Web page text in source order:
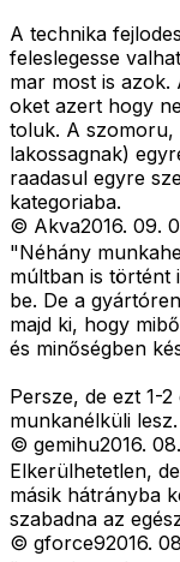
A technika
feleslegesse
mar most is azok.
oket azert hogy
toluk. A szomoru,
lakossagnak)
raadasul egyre
kategoriaba.
© Akva2016. 09.
"Néhány
múltban is történt
be. De a
majd ki, hogy
és minőségben
Persze, de ezt 1-
munkanélküli lesz.
© gemihu2016.
Elkerülhetetlen,
másik hátrányba
szabadna az
© gforce92016.